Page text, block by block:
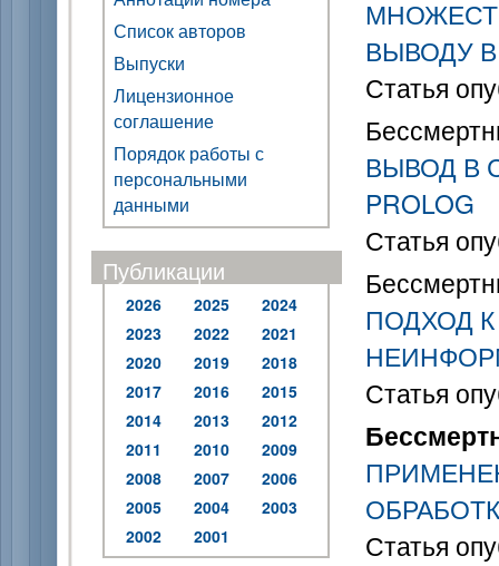
Список авторов
Выпуски
Лицензионное
соглашение
Порядок работы с
персональными
данными
Публикации
2026 2025
2024
2023
2022
2021
2020
2019
2018
2017
2016
2015
2014
2013
2012
2011
2010
2009
2008
2007
2006
2005
2004
2003
2002
2001
ВЫВОДУ
Статья
ВЫВОД В
PROLOG
Статья
ПОДХОД
Статья
Статья